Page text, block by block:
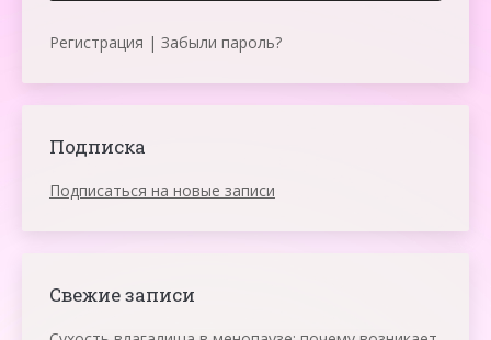
Регистрация | Забыли пароль?
Подписка
Подписаться на новые записи
Свежие записи